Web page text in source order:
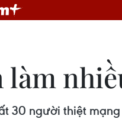
làm
30 người thiệt